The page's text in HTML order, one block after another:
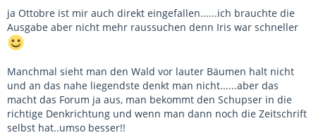
ja Ottobre ist mir auch direkt eingefallen......ich brauchte die
Ausgabe aber nicht mehr raussuchen denn Iris war schneller
Manchmal sieht man den Wald vor lauter Bäumen halt nicht
und an das nahe liegendste denkt man nicht......aber das
macht das Forum ja aus, man bekommt den Schupser in die
richtige Denkrichtung und wenn man dann noch die Zeitschrift
selbst hat..umso besser!!